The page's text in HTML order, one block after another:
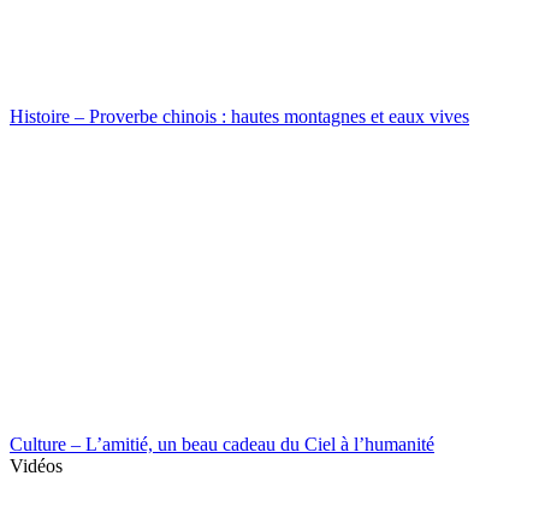
Histoire – Proverbe chinois : hautes montagnes et eaux vives
Culture – L’amitié, un beau cadeau du Ciel à l’humanité
Vidéos